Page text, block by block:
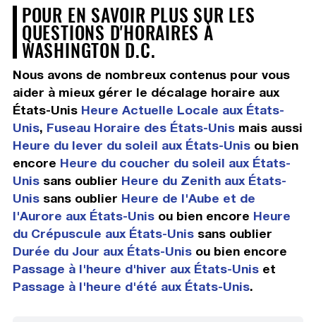
POUR EN SAVOIR PLUS SUR LES
QUESTIONS D'HORAIRES À
WASHINGTON D.C.
Nous avons de nombreux contenus pour vous
aider à mieux gérer le décalage horaire aux
États-Unis Heure Actuelle Locale aux États-
Unis, Fuseau Horaire des États-Unismais aussi
Heure du lever du soleil aux États-Unisou bien
encore Heure du coucher du soleil aux États-
Unissans oublier Heure du Zenith aux États-
Unissans oublier Heure de l'Aube et de
l'Aurore aux États-Unisou bien encore Heure
du Crépuscule aux États-Unissans oublier
Durée du Jour aux États-Unisou bien encore
Passage à l'heure d'hiver aux États-Uniset
Passage à l'heure d'été aux États-Unis.